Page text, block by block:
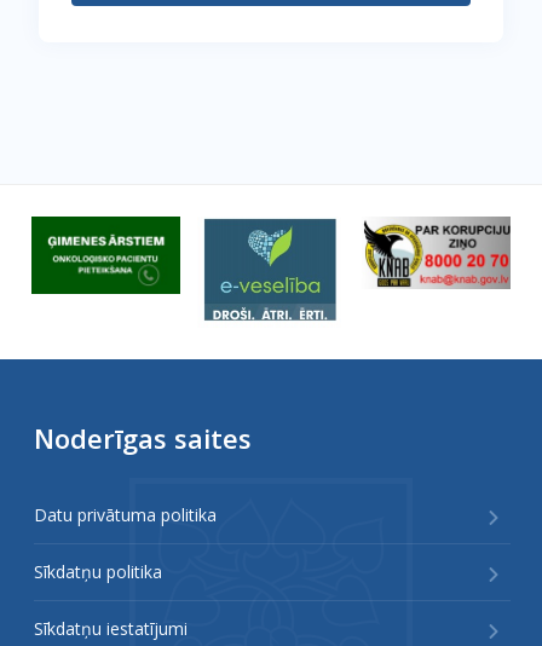
Noderīgas saites
Datu privātuma politika
Sīkdatņu politika
Sīkdatņu iestatījumi